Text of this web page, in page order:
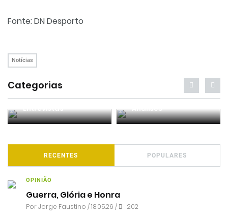
Fonte: DN Desporto
Notícias
Categorias
Entrevistas Análises
RECENTES POPULARES
OPINIÃO
Guerra, Glória e Honra
PorJorge Faustino / 18.05.26 / 202